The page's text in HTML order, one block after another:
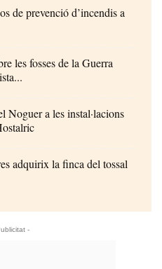
de prevenció d’incendis a
les fosses de la Guerra
Noguer a les instal·lacions
adquirix la finca del tossal
-